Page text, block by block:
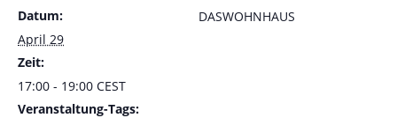
Datum:
April 29
Zeit:
17:00 - 19:00 CEST
Veranstaltung-Tags:
DASWOHNHAUS